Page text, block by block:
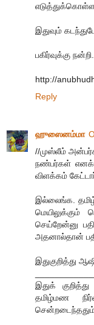
எடுத்துக்கொள்ள
இதுவும்
பகிர்வுக்கு நன்றி..
http://
Reply
ஹுஸைனம்மா
//முஸ்லீம்
நண்பர்கள்
விளக்கம்
இல்லைங்க.
மெயிலுக்கும்
செய்றேன்னு
அதனால்தான்
இதுகுறித்து
இதுக்
தமிழ்மண